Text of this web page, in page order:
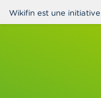
Aller
au
Wikifin est une